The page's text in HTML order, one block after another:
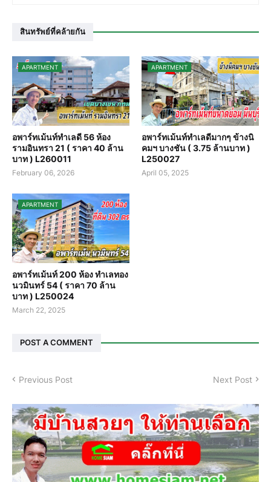
สินทรัพย์ที่คล้ายกัน
APARTMENT
อพาร์ทเม้นท์ทำเลดี 56 ห้อง
รามอินทรา 21 ( ราคา 40 ล้าน
บาท ) L260011
February 06, 2026
APARTMENT
อพาร์ทเม้นท์ทำเลดีมากๆ ข้างนิ
คมฯ บางชัน ( 3.75 ล้านบาท )
L250027
April 05, 2025
APARTMENT
อพาร์ทเม้นท์ 200 ห้อง ทำเลทอง
นวมินทร์ 54 ( ราคา 70 ล้าน
บาท ) L250024
March 22, 2025
POST A COMMENT
Previous Post Next Post